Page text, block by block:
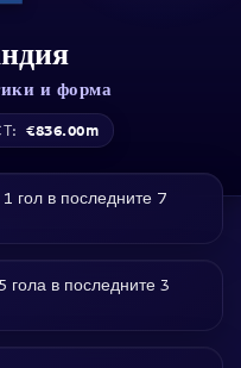
и форма
€836.00m
гол в последните 7
в последните 3